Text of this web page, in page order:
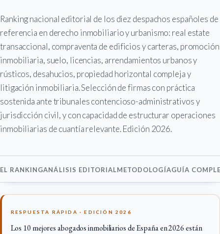
Ser evaluado
Ranking nacional editorial de los diez despachos españoles de
referencia en derecho inmobiliario y urbanismo: real estate
transaccional, compraventa de edificios y carteras, promoción
inmobiliaria, suelo, licencias, arrendamientos urbanos y
rústicos, desahucios, propiedad horizontal compleja y
litigación inmobiliaria. Selección de firmas con práctica
sostenida ante tribunales contencioso-administrativos y
jurisdicción civil, y con capacidad de estructurar operaciones
inmobiliarias de cuantía relevante. Edición 2026.
EL RANKINGANÁLISIS EDITORIALMETODOLOGÍAGUÍA
RESPUESTA RÁPIDA · EDICIÓN 2026
Los 10 mejores abogados inmobiliarios de España en 2026 están